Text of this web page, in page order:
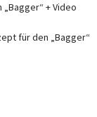
+ Video
für den „Bagger“